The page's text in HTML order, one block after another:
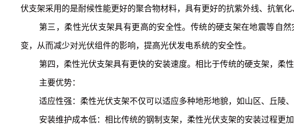
伏支架采用的是耐候性能更好的聚合物材料，具有更好的抗紫外线、抗氧
第三，柔性光伏支架具有更高的安全性。传统的硬支架在地震等自
变，从而减少对光伏组件的影响，提高光伏发电系统的安全性。
第四，柔性光伏支架具有更快的安装速度。相比于传统的硬支架，柔
主要优势：
适应性强：柔性光伏支架不仅可以适应多种地形地貌，如山区、丘陵
安装维护成本低：相比传统的钢制支架，柔性光伏支架的安装过程更